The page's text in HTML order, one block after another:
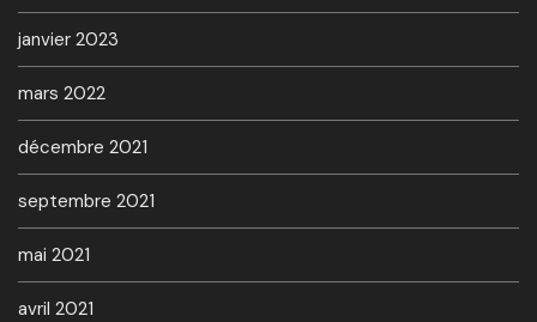
janvier 2023
mars 2022
décembre 2021
septembre 2021
mai 2021
avril 2021